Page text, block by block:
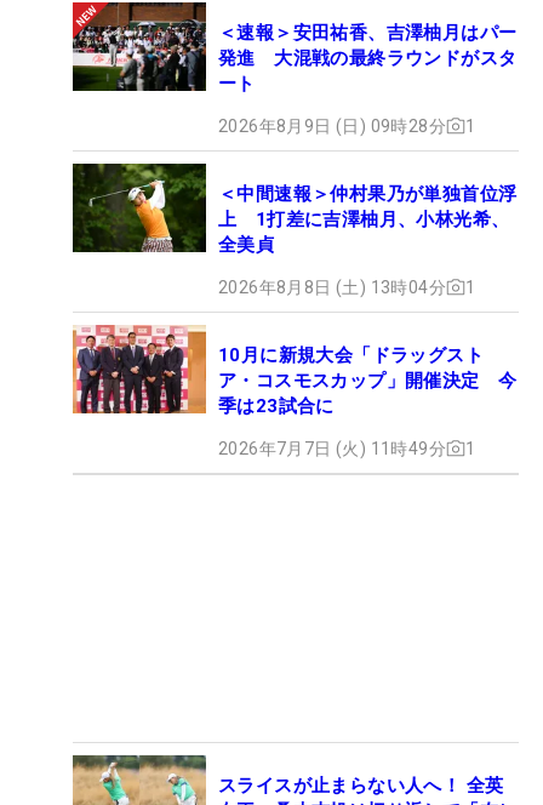
＜速報＞安田祐香、吉澤柚月はパー
発進 大混戦の最終ラウンドがスタ
ート
2026年8月9日 (日) 09時28分 1
＜中間速報＞仲村果乃が単独首位浮
上 1打差に吉澤柚月、小林光希、
全美貞
2026年8月8日 (土) 13時04分 1
10月に新規大会「ドラッグスト
ア・コスモスカップ」開催決定 今
季は23試合に
2026年7月7日 (火) 11時49分 1
スライスが止まらない人へ！ 全英